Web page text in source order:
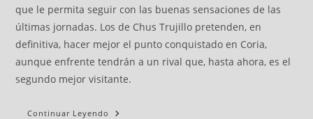
que le permita seguir con las buenas sensaciones de las
últimas jornadas. Los de Chus Trujillo pretenden, en
definitiva, hacer mejor el punto conquistado en Coria,
aunque enfrente tendrán a un rival que, hasta ahora, es el
segundo mejor visitante.
Continuar Leyendo